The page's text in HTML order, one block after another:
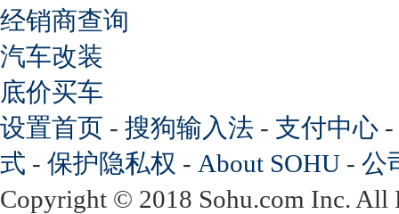
经销商查询
汽车改装
底价买车
设置首页 - 搜狗输入法 - 支付中心 -
式 - 保护隐私权 - About SOHU - 公
Copyright © 2018 Sohu.com Inc.